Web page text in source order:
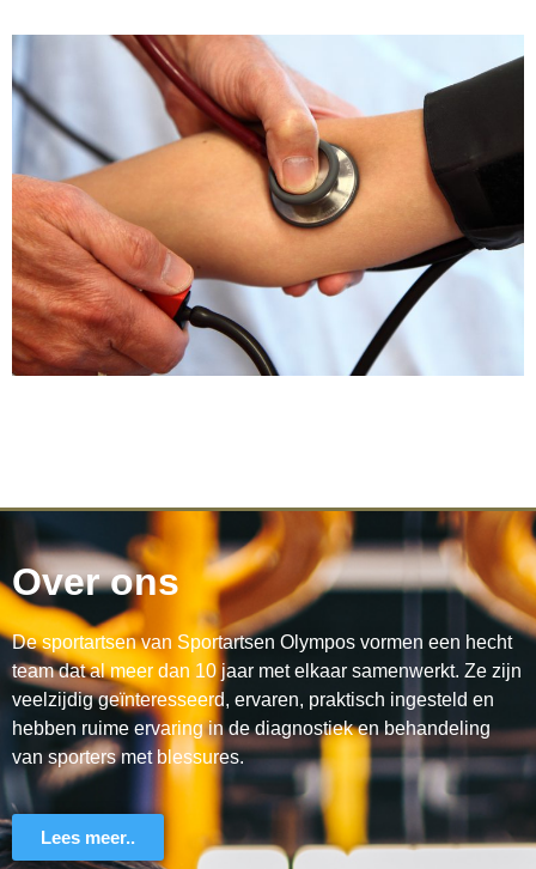
Over ons
De sportartsen van Sportartsen Olympos vormen een hecht
team dat al meer dan 10 jaar met elkaar samenwerkt. Ze zijn
veelzijdig geïnteresseerd, ervaren, praktisch ingesteld en
hebben ruime ervaring in de diagnostiek en behandeling
van sporters met blessures.
Lees meer..